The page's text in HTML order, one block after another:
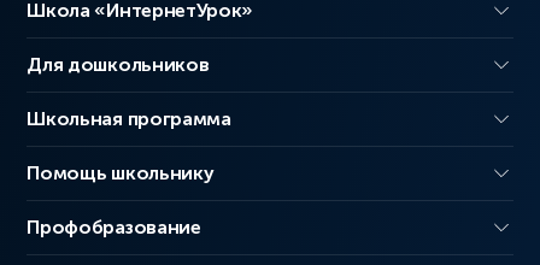
Школа «ИнтернетУрок»
Для дошкольников
Школьная программа
Помощь школьнику
Профобразование